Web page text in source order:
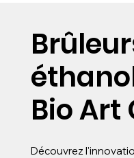
Bio Art
Découvrez